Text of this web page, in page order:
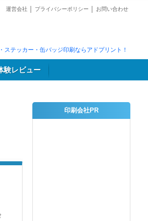
運営会社 プライバシーポリシー お問い合わせ
ステッカー・缶バッジ印刷ならアドプリント！
験レビュー
印刷会社PR